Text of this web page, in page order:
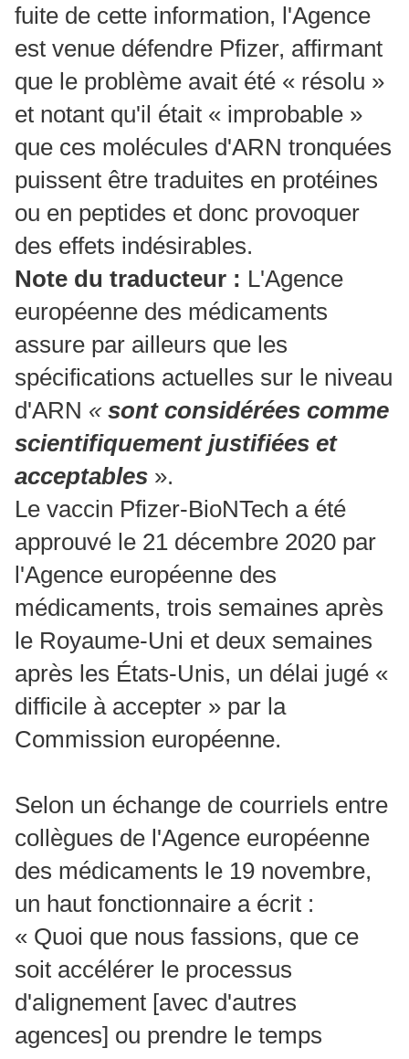
fuite de cette information, l'Agence
est venue défendre Pfizer, affirmant
que le problème avait été « résolu »
et notant qu'il était « improbable »
que ces molécules d'ARN tronquées
puissent être traduites en protéines
ou en peptides et donc provoquer
des effets indésirables.
Note du traducteur : L'Agence
européenne des médicaments
assure par ailleurs que les
spécifications actuelles sur le niveau
d'ARN « sont considérées comme
scientifiquement justifiées et
acceptables ».
Le vaccin Pfizer-BioNTech a été
approuvé le 21 décembre 2020 par
l'Agence européenne des
médicaments, trois semaines après
le Royaume-Uni et deux semaines
après les États-Unis, un délai jugé «
difficile à accepter » par la
Commission européenne.
Selon un échange de courriels entre
collègues de l'Agence européenne
des médicaments le 19 novembre,
un haut fonctionnaire a écrit :
« Quoi que nous fassions, que ce
soit accélérer le processus
d'alignement [avec d'autres
agences] ou prendre le temps